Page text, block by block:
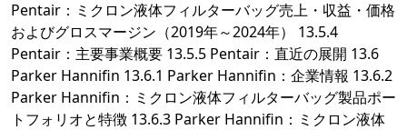
Pentair：ミクロン液体フィルターバッグ売上・収益・価格
およびグロスマージン（2019年～2024年） 13.5.4
Pentair：主要事業概要 13.5.5 Pentair：直近の展開 13.6
Parker Hannifin 13.6.1 Parker Hannifin：企業情報 13.6.2
Parker Hannifin：ミクロン液体フィルターバッグ製品ポー
トフォリオと特徴 13.6.3 Parker Hannifin：ミクロン液体